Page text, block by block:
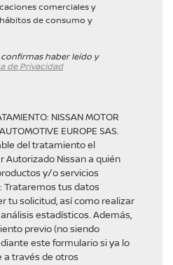
comerciales y
de consumo y
haber leído y
de Privacidad
NISSAN MOTOR
EUROPE SAS.
del tratamiento el
Autorizado Nissan a quién
y/o servicios
Trataremos tus datos
tu solicitud, así como realizar
estadísticos. Además,
previo (no siendo
este formulario si ya lo
a través de otros